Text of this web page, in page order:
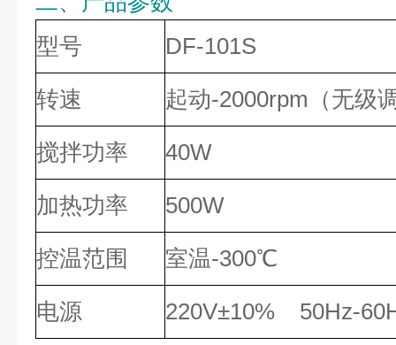
型号
DF-101S
转速
起动-2000rpm（无级
搅拌功率
40W
加热功率
500W
控温范围
室温-300℃
电源
220V±10% 50Hz-